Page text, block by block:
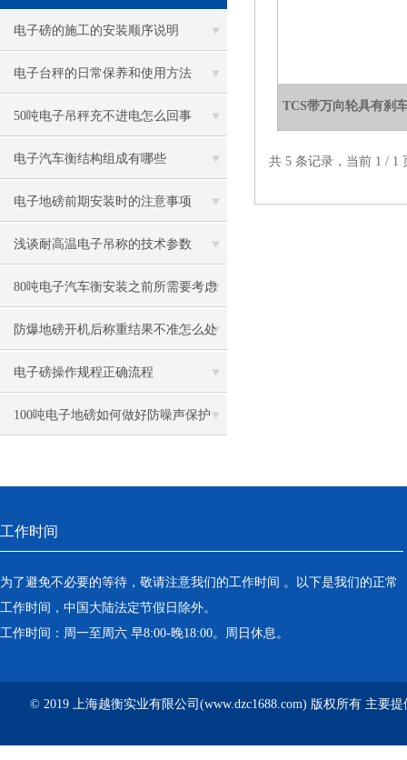
电子磅的施工的安装顺序说明
电子台秤的日常保养和使用方法
50吨电子吊秤充不进电怎么回事
电子汽车衡结构组成有哪些
电子地磅前期安装时的注意事项
浅谈耐高温电子吊称的技术参数
80吨电子汽车衡安装之前所需要考虑
的事项
防爆地磅开机后称重结果不准怎么处
理
电子磅操作规程正确流程
100吨电子地磅如何做好防噪声保护
TCS带万向轮具有刹
共 5 条记录，当前 1 /
工作时间
为了避免不必要的等待，敬请注意我们的工作时间 。以下是我们的正常
工作时间，中国大陆法定节假日除外。
工作时间：周一至周六 早8:00-晚18:00。周日休息。
© 2019 上海越衡实业有限公司(www.dzc1688.com) 版权所有 主要提